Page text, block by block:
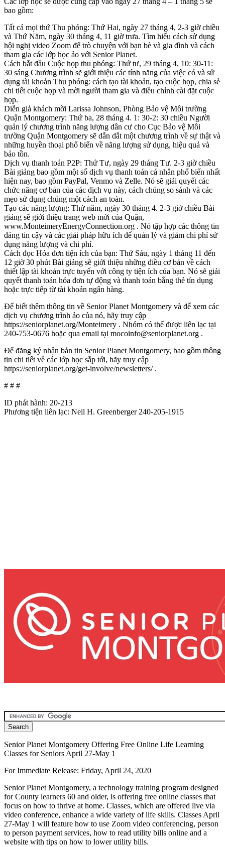
bao gồm:
Tất cả mọi thứ Thu phóng: Thứ Hai, ngày 27 tháng 4, 2-3 giờ chiều
và Thứ Năm, ngày 30 tháng 4, 11 giờ trưa. Tìm hiểu cách sử dụng
hội nghị video Zoom để trò chuyện với bạn bè và gia đình và cách
tham gia các lớp học ảo với Senior Planet.
Cách bắt đầu Cuộc họp thu phóng: Thứ tư, 29 tháng 4, 10: 30-11:
30 sáng Chương trình sẽ giới thiệu các tính năng của việc có và sử
dụng tài khoản Thu phóng: cách tạo tài khoản, tạo cuộc họp, chia sẻ
chi tiết cuộc họp và mời người tham gia và điều chỉnh cài đặt cuộc
họp.
Diễn giả khách mời Larissa Johnson, Phòng Bảo vệ Môi trường
Quận Montgomery: Thứ ba, 28 tháng 4. 1: 30-2: 30 chiều Người
quản lý chương trình năng lượng dân cư cho Cục Bảo vệ Môi
trường Quận Montgomery sẽ dẫn dắt một chương trình về sự thật và
những huyền thoại phổ biến về năng lượng sử dụng, hiệu quả và
bảo tồn.
Dịch vụ thanh toán P2P: Thứ Tư, ngày 29 tháng Tư. 2-3 giờ chiều
Bài giảng bao gồm một số dịch vụ thanh toán cá nhân phổ biến nhất
hiện nay, bao gồm PayPal, Venmo và Zelle. Nó sẽ giải quyết các
chức năng cơ bản của các dịch vụ này, cách chúng so sánh và các
mẹo sử dụng chúng một cách an toàn.
Tạo các năng lượng: Thứ năm, ngày 30 tháng 4. 2-3 giờ chiều Bài
giảng sẽ giới thiệu trang web mới của Quận,
www.MonteimeryEnergyConnection.org . Nó tập hợp các thông tin
đáng tin cậy và các giải pháp hữu ích để quản lý và giảm chi phí sử
dụng năng lượng và chi phí.
Cách đọc Hóa đơn tiện ích của bạn: Thứ Sáu, ngày 1 tháng 11 đến
12 giờ 30 phút Bài giảng sẽ giới thiệu những điều cơ bản về cách
thiết lập tài khoản trực tuyến với công ty tiện ích của bạn. Nó sẽ giải
quyết thanh toán hóa đơn tự động và thanh toán bằng thẻ tín dụng
hoặc trực tiếp từ tài khoản ngân hàng.
Để biết thêm thông tin về Senior Planet Montgomery và để xem các
dịch vụ chương trình ảo của nó, hãy truy cập
https://seniorplanet.org/Monteimery . Nhóm có thể được liên lạc tại
240-753-0676 hoặc qua email tại mocoinfo@seniorplanet.org .
Để đăng ký nhận bản tin Senior Planet Montgomery, bao gồm thông
tin chi tiết về các lớp học sắp tới, hãy truy cập
https://seniorplanet.org/get-involve/newsletters/ .
# # #
ID phát hành: 20-213
Phương tiện liên lạc: Neil H. Greenberger 240-205-1915
Senior Planet Montgomery Offering Free Online Life Learning
Classes for Seniors April 27-May 1
For Immediate Release: Friday, April 24, 2020
Senior Planet Montgomery, a technology training program designed
for County learners 60 and older, is offering free online classes that
focus on how to thrive at home. Classes, which are offered live via
video conference, enhance a wide variety of life skills. Classes April
27-May 1 will feature how to use Zoom video conferencing, person
to person payment services, how to read utility bills online and a
website with tips on how to lower utility bills.